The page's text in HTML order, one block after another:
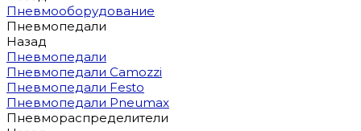
Пневмооборудование
Пневмопедали
Назад
Пневмопедали
Пневмопедали Camozzi
Пневмопедали Festo
Пневмопедали Pneumax
Пневмораспределители